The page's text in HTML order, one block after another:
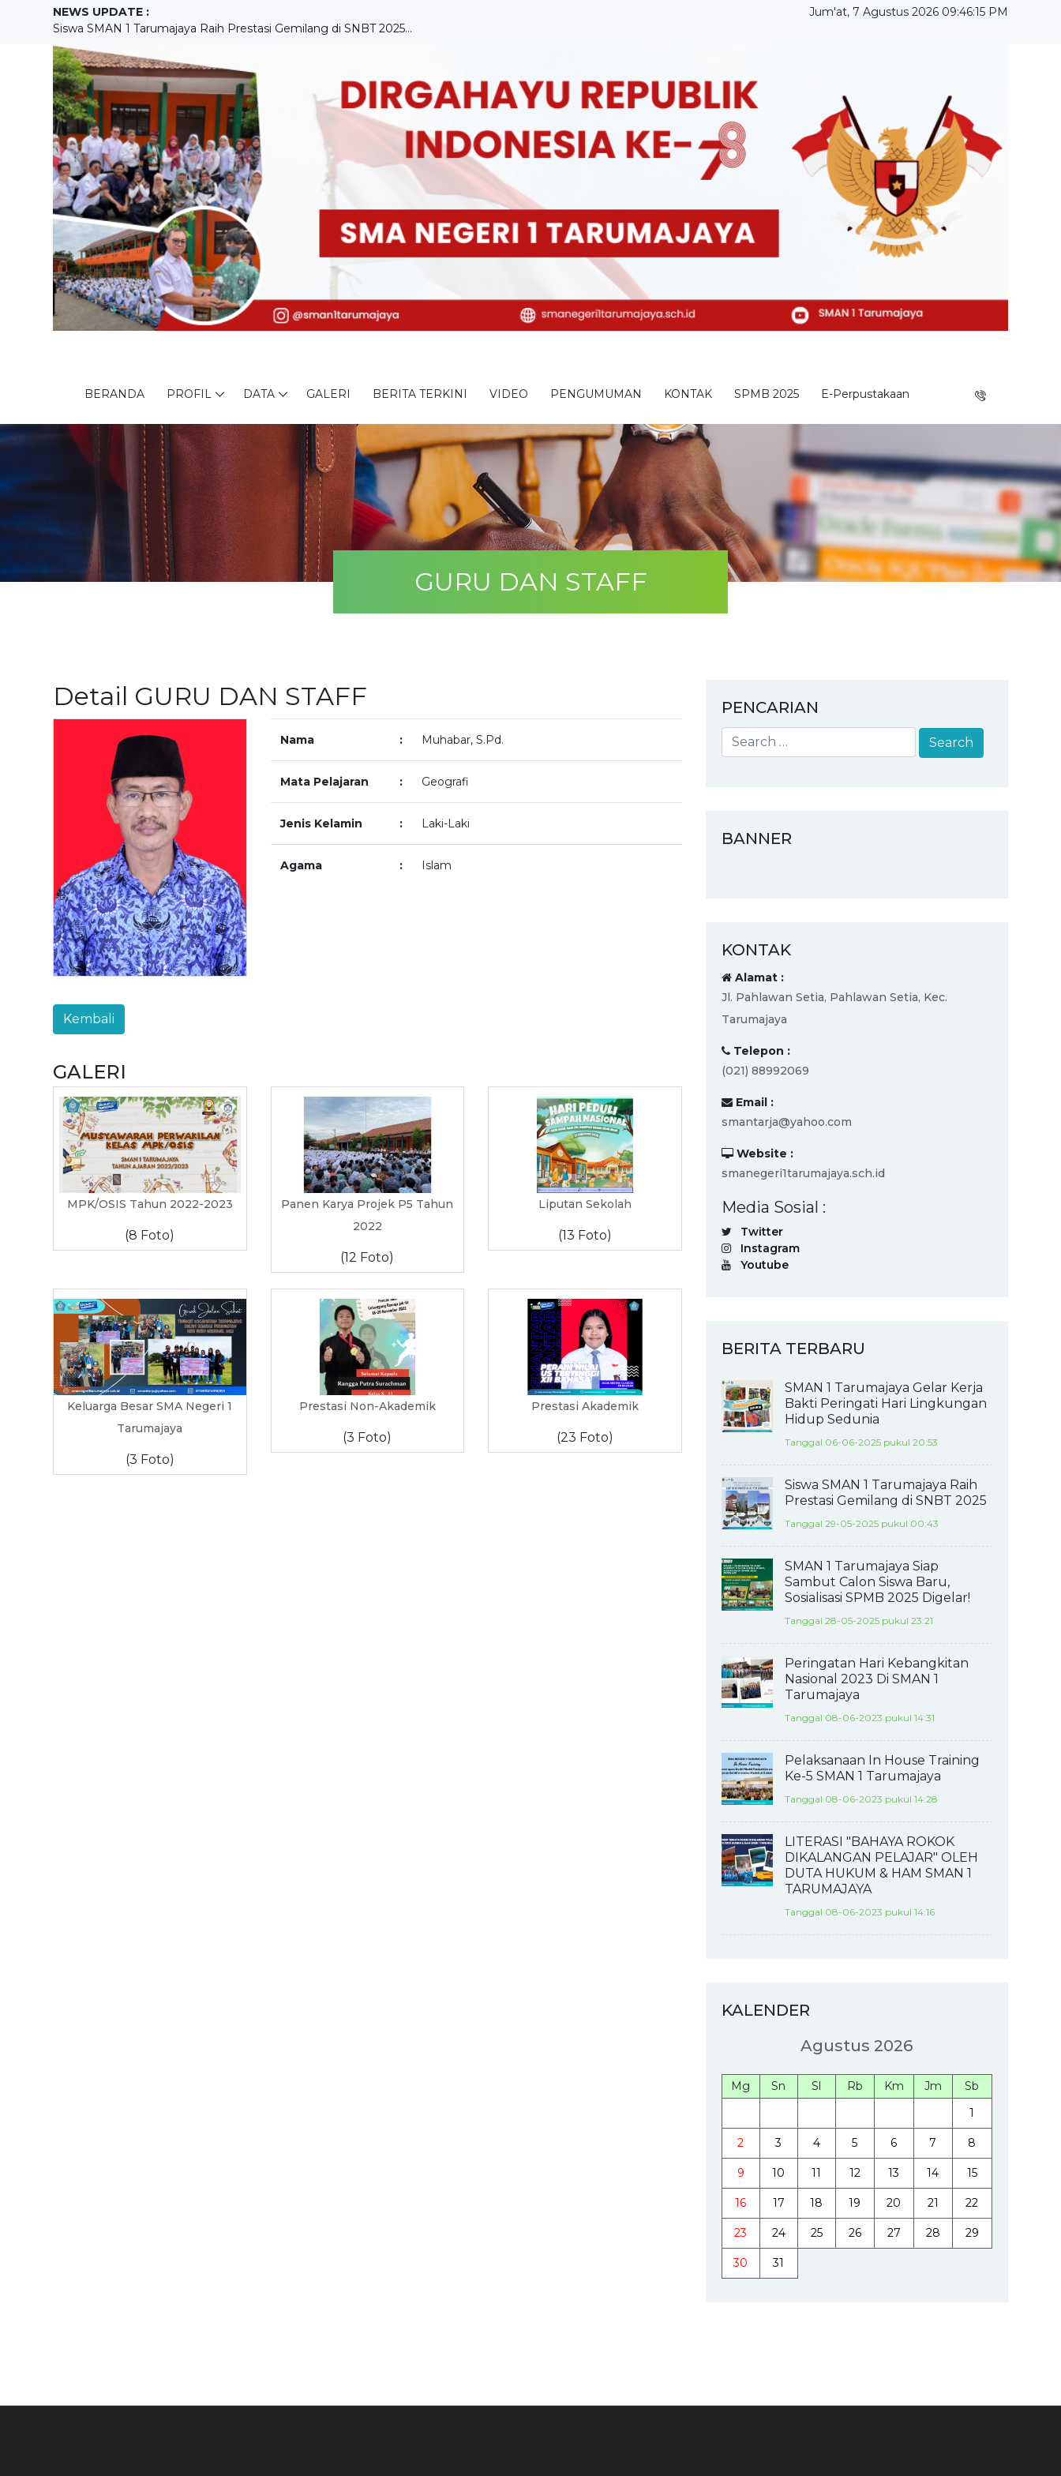
NEWS UPDATE :
Siswa SMAN 1 Tarumajaya Raih Prestasi Gemilang di SNBT 2025...
SMAN 1 Tarumajaya Siap Sambut Calon Siswa Baru, Sosialisasi ...
Peringatan Hari Kebangkitan Nasional 2023 Di SMAN 1 Tarumaja...
Pelaksanaan In House Training Ke-5 SMAN 1 Tarumajaya ...
LITERASI "BAHAYA ROKOK DIKALANGAN PELAJAR" OLEH DUTA HUKUM &...
Penerimaan Peserta Didik Baru Tahun Pelajaran 2023/2024 SMA ...
Pemuda sadar hukum, SMAN 1 Tarumajaya Siap berpartisipasi da...
IHT Asesmen dan Pelaporan Pada Implementasi Kurikulum Merdek...
Cintai Bahasa Indonesia, Lestarikan Bahasa Daerah Kuasai Bah...
SMAN 1 Tarumajaya Gelar Kerja Bakti Peringati Hari Lingkunga...
Jum'at, 7 Agustus 2026 09:46:16 PM
BERANDA PROFIL DATA GALERI BERITA TERKINI VIDEO PENGUMUMAN KONTAK SPMB 2025 E-Perpustakaan
GURU DAN STAFF
Detail GURU DAN STAFF
Nama : Muhabar, S.Pd.
Mata Pelajaran : Geografi
Jenis Kelamin : Laki-Laki
Agama : Islam
GALERI
MPK/OSIS Tahun 2022-2023
(8 Foto)
Panen Karya Projek P5 Tahun
2022
(12 Foto)
Liputan Sekolah
(13 Foto)
Keluarga Besar SMA Negeri 1
Tarumajaya
(3 Foto)
Prestasi Non-Akademik
(3 Foto)
Prestasi Akademik
(23 Foto)
PENCARIAN
BANNER
KONTAK
Alamat :
Jl. Pahlawan Setia, Pahlawan Setia, Kec.
Tarumajaya
Telepon :
(021) 88992069
Email :
smantarja@yahoo.com
Website :
smanegeri1tarumajaya.sch.id
Media Sosial :
Twitter
Instagram
Youtube
BERITA TERBARU
SMAN 1 Tarumajaya Gelar Kerja
Bakti Peringati Hari Lingkungan
Hidup Sedunia
Tanggal 06-06-2025 pukul 20:53
Siswa SMAN 1 Tarumajaya Raih
Prestasi Gemilang di SNBT 2025
Tanggal 29-05-2025 pukul 00:43
SMAN 1 Tarumajaya Siap
Sambut Calon Siswa Baru,
Sosialisasi SPMB 2025 Digelar!
Tanggal 28-05-2025 pukul 23:21
Peringatan Hari Kebangkitan
Nasional 2023 Di SMAN 1
Tarumajaya
Tanggal 08-06-2023 pukul 14:31
Pelaksanaan In House Training
Ke-5 SMAN 1 Tarumajaya
Tanggal 08-06-2023 pukul 14:28
LITERASI "BAHAYA ROKOK
DIKALANGAN PELAJAR" OLEH
DUTA HUKUM & HAM SMAN 1
TARUMAJAYA
Tanggal 08-06-2023 pukul 14:16
KALENDER
Agustus 2026
Mg Sn Sl Rb Km Jm
Sb
1
2 3 4 5 6 7 8
9 10 11 12 13 14 15
16 17 18 19 20 21 22
23 24 25 26 27 28 29
30 31